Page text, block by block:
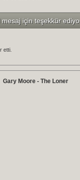
için teşekkür
etti.
Gary Moore - The Loner